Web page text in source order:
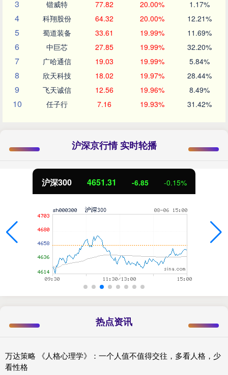
3 锴威特 77.82 20.00% 1.17%
4 科翔股份 64.32 20.00% 12.21%
5 蜀道装备 33.61 19.99% 11.69%
6 中巨芯 27.85 19.99% 32.20%
7 广哈通信 19.03 19.99% 5.84%
8 欣天科技 18.02 19.97% 28.44%
9 飞天诚信 12.56 19.96% 8.49%
10 任子行 7.16 19.93% 31.42%
沪深京行情 实时轮播
北证50 1122.88 3.42 0.30%
热点资讯
万达策略 《人格心理学》：一个人值不值得交往，多看人格，少
看性格